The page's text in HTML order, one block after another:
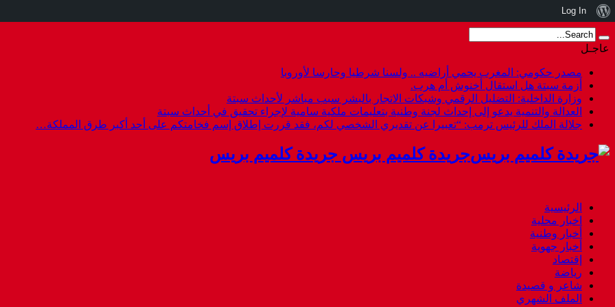
عاجـل
مصدر حكومي: المغرب يحمي أراضيه .. ولسنا شرطيا وحارسا لأوروبا
أزمة سبتة هل استقال أخنوش أم هرب.
وزارة الداخلية: التضليل الرقمي وشبكات الاتجار بالبشر سبب مباشر لأحداث سبتة
العدالة والتنمية يدعو إلى إحداث لجنة وطنية بتعليمات ملكية سامية لإجراء تحقيق في أحداث سبتة
جلالة الملك للرئيس ترمب: “تعبيرا عن تقديري الشخصي لكم، فقد قررت إطلاق إسم فخامتكم على أحد أكبر طرق المملكة…
جريدة كلميم بريس جريدة كلميم بريس
الرئيسية
اخبار محلية
أخبار وطنية
أخبار جهوية
إقتصاد
رياضة
شاعر و قصيدة
الملف الشهري
نبذة
عن
ووردبريس
Log In